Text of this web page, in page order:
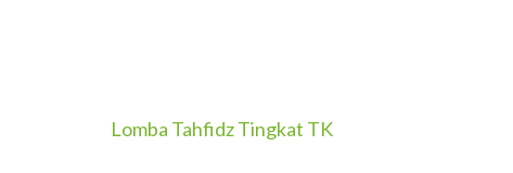
Post
Lomba Tahfidz Tingkat TK